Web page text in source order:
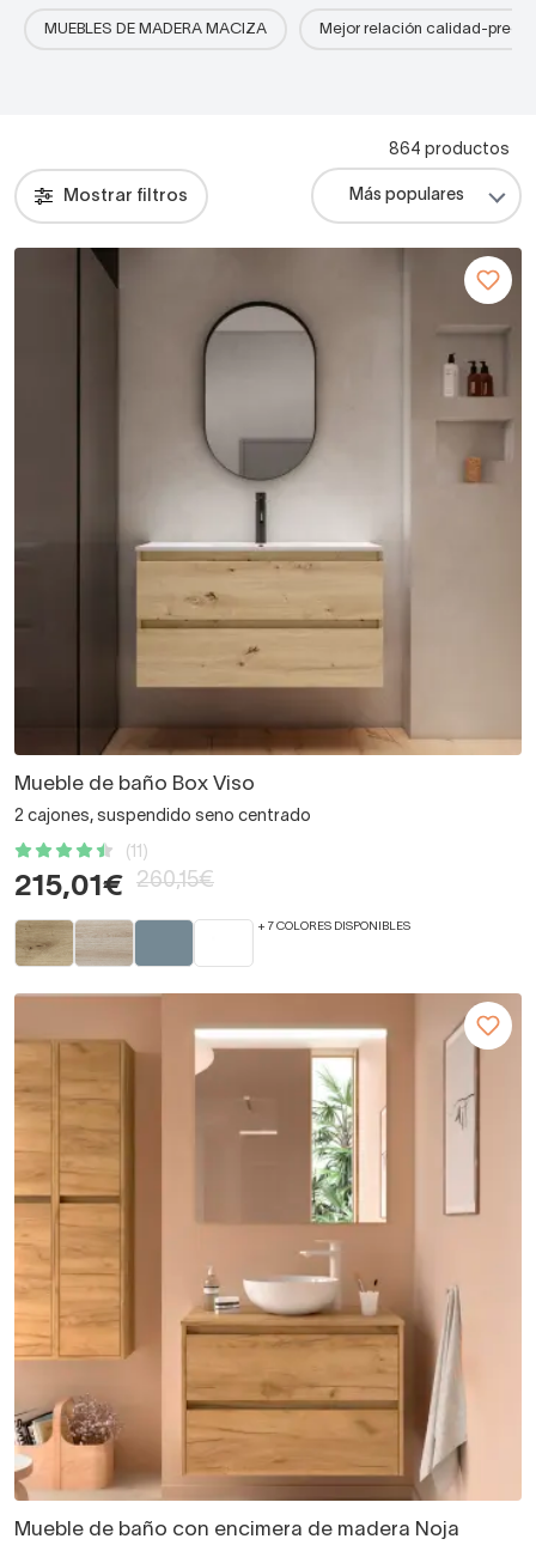
MUEBLES DE MADERA MACIZA Mejor relación calidad-precio
Mostrar filtros
864 productos
Mueble de baño Box Viso
2 cajones, suspendido seno centrado
(11)
215,01€ 260,15€
+ 7 COLORES DISPONIBLES
Mueble de baño con encimera de madera Noja